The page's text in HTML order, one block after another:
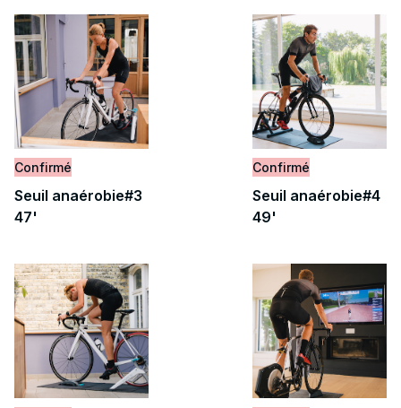
Confirmé
Seuil anaérobie#3
47'
Confirmé
Seuil anaérobie#4
49'